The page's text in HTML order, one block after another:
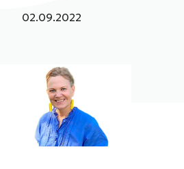
Julkaistu:
02.09.2022